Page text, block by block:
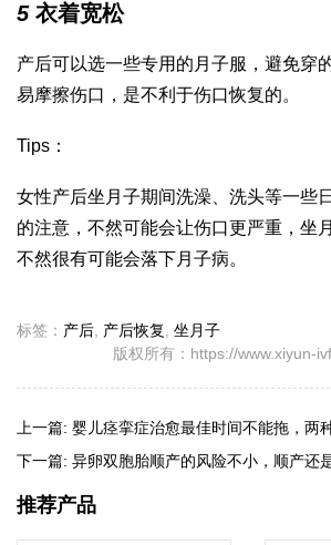
5衣着宽松
产后可以选一些专用的月子服，避免穿
易摩擦伤口，是不利于伤口恢复的。
Tips：
女性产后坐月子期间洗澡、洗头等一些
的注意，不然可能会让伤口更严重，坐
不然很有可能会落下月子病。
标签： 产后, 产后恢复, 坐月子
版权所有：https://www.xiyun-
上一篇: 婴儿痉挛症治愈最佳时间不能拖，两
伤-哈萨克斯坦试管婴儿
下一篇: 异卵双胞胎顺产的风险不小，顺产还
罗斯试管婴儿
推荐产品